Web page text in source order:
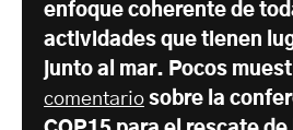
enfoque coherente de
actividades que tienen
junto al mar. Pocos
comentario sobre la